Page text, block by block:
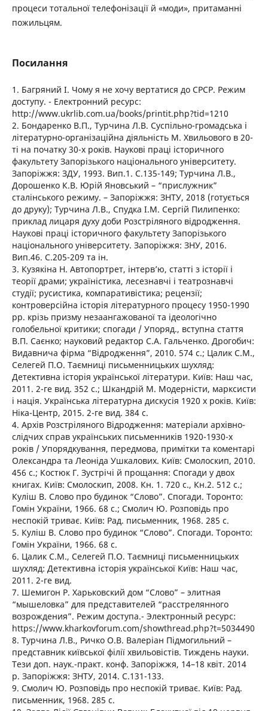
процеси тотальної телефонізації й «моди», притаманні
пожильцям.
Посилання
1. Багряний І. Чому я не хочу вертатися до СРСР. Режим
доступу. - Електронний ресурс:
http://www.ukrlib.com.ua/books/printit.php?tid=1210
2. Бондаренко В.П., Турчина Л.В. Суспільно-громадська і
літературно-організаційна діяльність М. Хвильового в 20-
ті на початку 30-х років. Наукові праці історичного
факультету Запорізького національного університету.
Запоріжжя: ЗДУ, 1993. Вип.1. С.135-149; Турчина Л.В.,
Дорошенко К.В. Юрій Яновський – “прислужник”
сталінського режиму. – Запоріжжя: ЗНТУ, 2018 (готується
до друку); Турчина Л.В., Спудка І.М. Сергій Пилипенко:
приклад лицаря духу доби Розстріляного відродження.
Наукові праці історичного факультету Запорізького
національного університету. Запоріжжя: ЗНУ, 2016.
Вип.46. С.205-209 та ін.
3. Кузякіна Н. Автопортрет, інтерв’ю, статті з історії і
теорії драми; україністика, лесезнавчі і театрознавчі
студії; русистика, компаративістика; рецензії;
контроверсійна історія літературного процесу 1950-1990
рр. крізь призму незаангажованої та ідеологічно
голобельної критики; спогади / Упоряд., вступна стаття
В.П. Саєнко; науковий редактор С.А. Гальченко. Дрогобич:
Видавнича фірма “Відродження”, 2010. 574 с.; Цалик С.М.,
Селегей П.О. Таємниці письменницьких шухляд:
Детективна історія української літератури. Київ: Наш час,
2011. 2-ге вид. 352 с.; Шкандрій М. Модерністи, марксисти
і нація. Українська літературна дискусія 1920 х років. Київ:
Ніка-Центр, 2015. 2-ге вид. 384 с.
4. Архів Розстріляного Відродження: матеріали архівно-
слідчих справ українських письменників 1920-1930-х
років / Упорядкування, передмова, примітки та коментарі
Олександра та Леоніда Ушкалових. Київ: Смолоскип, 2010.
456 с.; Костюк Г. Зустрічі й прощання: Спогади у двох
книгах. Київ: Смолоскип, 2008. Кн. 1. 720 с., Кн.2. 512 с.;
Куліш В. Слово про будинок “Слово”. Спогади. Торонто:
Гомін України, 1966. 68 с.; Смолич Ю. Розповідь про
неспокій триває. Київ: Рад. письменник, 1968. 285 с.
5. Куліш В. Слово про будинок “Слово”. Спогади. Торонто:
Гомін України, 1966. 68 с.
6. Цалик С.М., Селегей П.О. Таємниці письменницьких
шухляд: Детективна історія української Київ: Наш час,
2011. 2-ге вид.
7. Шемигон Р. Харьковский дом “Слово” – элитная
“мышеловка” для представителей “расстрелянного
возрождения”. Режим доступа.- Электронный ресурс:
https://www.kharkovforum.com/showthread.php?t=5034490
8. Турчина Л.В., Ричко О.В. Валеріан Підмогильний –
представник київської філії хвильовістів. Тиждень науки.
Тези доп. наук.-практ. конф. Запоріжжя, 14–18 квіт. 2014
р. Запоріжжя: ЗНТУ, 2014. С.131-133.
9. Смолич Ю. Розповідь про неспокій триває. Київ: Рад.
письменник, 1968. 285 с.